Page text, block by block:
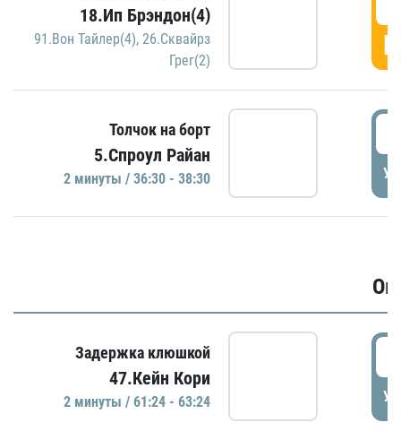
18.Ип Брэндон(4)
91.Вон Тайлер(4), 26.Сквайрз
Грег(2)
Толчок на борт
5.Спроул Райан
2 минуты / 36:30 - 38:30
Задержка клюшкой
47.Кейн Кори
2 минуты / 61:24 - 63:24